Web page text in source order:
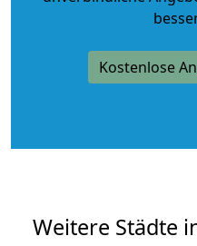
Kostenlose
Weitere Städte